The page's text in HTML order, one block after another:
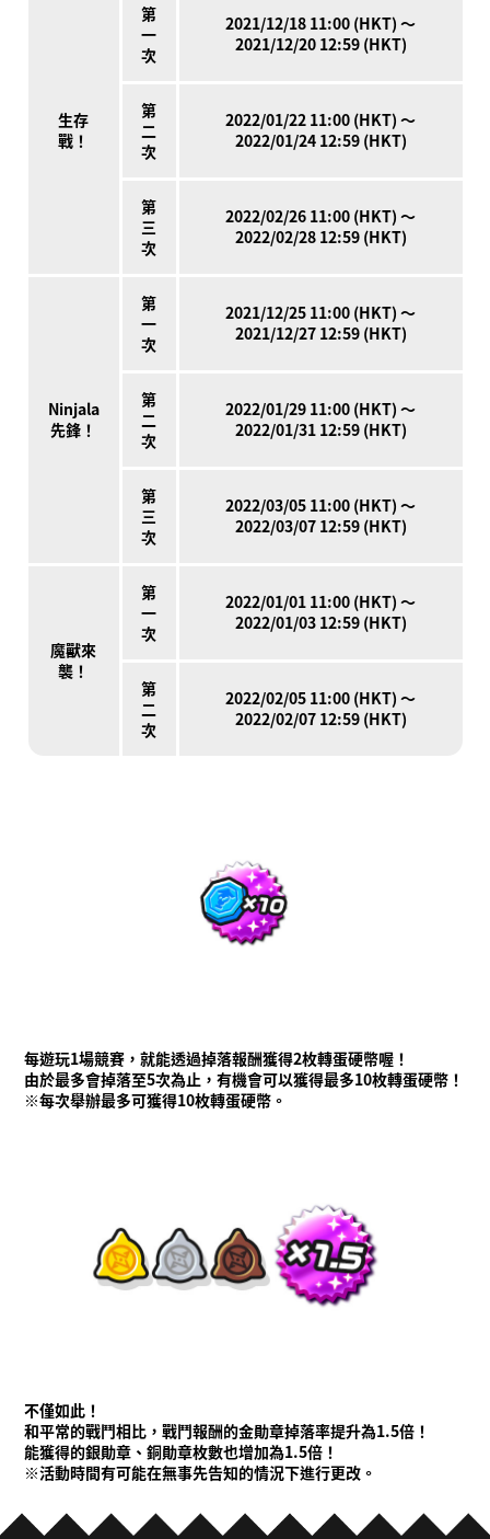
生存
戰！
第
一
次
2021/12/18 11:00 (HKT) ～
2021/12/20 12:59 (HKT)
第
二
次
2022/01/22 11:00 (HKT) ～
2022/01/24 12:59 (HKT)
第
三
次
2022/02/26 11:00 (HKT) ～
2022/02/28 12:59 (HKT)
Ninjala
先鋒！
第
一
次
2021/12/25 11:00 (HKT) ～
2021/12/27 12:59 (HKT)
第
二
次
2022/01/29 11:00 (HKT) ～
2022/01/31 12:59 (HKT)
第
三
次
2022/03/05 11:00 (HKT) ～
2022/03/07 12:59 (HKT)
魔獸來
襲！
第
一
次
2022/01/01 11:00 (HKT) ～
2022/01/03 12:59 (HKT)
第
二
次
2022/02/05 11:00 (HKT) ～
2022/02/07 12:59 (HKT)
每遊玩1場競賽，就能透過掉落報酬獲得2枚轉蛋硬幣喔！
由於最多會掉落至5次為止，有機會可以獲得最多10枚轉蛋硬幣！
※每次舉辦最多可獲得10枚轉蛋硬幣。
不僅如此！
和平常的戰鬥相比，戰鬥報酬的金勛章掉落率提升為1.5倍！
能獲得的銀勛章、銅勛章枚數也增加為1.5倍！
※活動時間有可能在無事先告知的情況下進行更改。